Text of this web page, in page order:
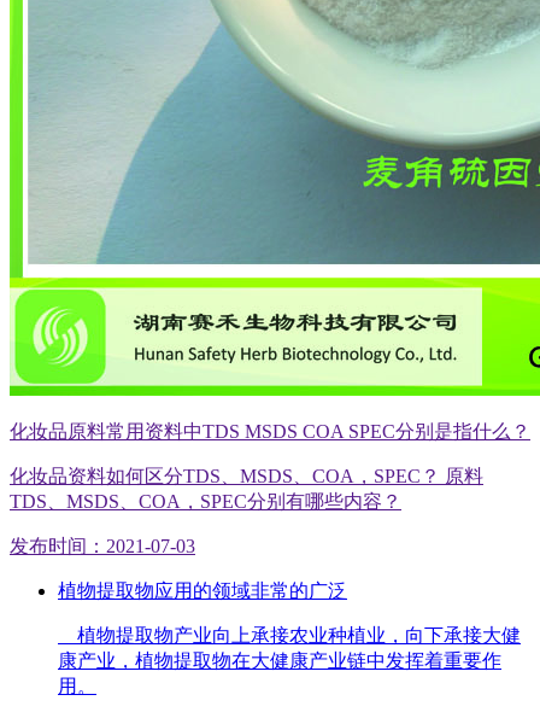
化妆品原料常用资料中TDS MSDS COA SPEC分别是指什么？
化妆品资料如何区分TDS、MSDS、COA，SPEC？ 原料
TDS、MSDS、COA，SPEC分别有哪些内容？
发布时间：2021-07-03
植物提取物应用的领域非常的广泛
植物提取物产业向上承接农业种植业，向下承接大健
康产业，植物提取物在大健康产业链中发挥着重要作
用。